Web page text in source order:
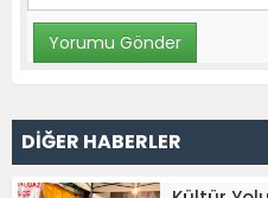
DİĞER HABERLER